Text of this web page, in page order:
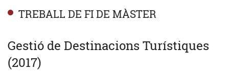
TREBALL DE FI DE MÀSTER
Gestió de Destinacions Turístiques
(2017)